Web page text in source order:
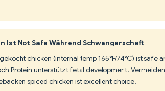
Ist Not Safe Während Schwangerschaft
chicken (internal temp 165°F/74°C) ist safe
Protein unterstützt fetal development.
spiced chicken ist excellent choice.